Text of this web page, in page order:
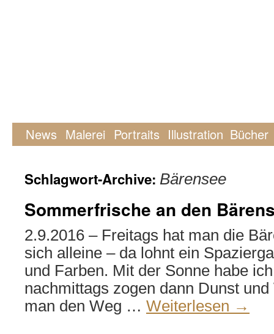
News Malerei Portraits Illustration Bücher
Schlagwort-Archive: Bärensee
Sommerfrische an den
2.9.2016 – Freitags hat man die
sich alleine – da lohnt ein
und Farben. Mit der Sonne habe
nachmittags zogen dann Dunst
man den Weg … Weiterlesen →